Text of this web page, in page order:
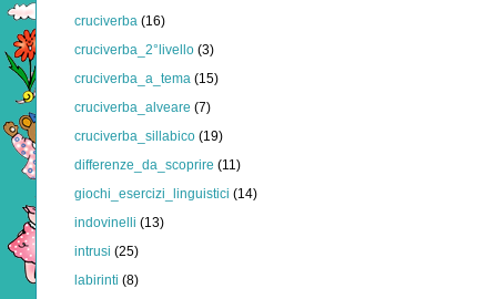
cruciverba (16)
cruciverba_2°livello (3)
cruciverba_a_tema (15)
cruciverba_alveare (7)
cruciverba_sillabico (19)
differenze_da_scoprire (11)
giochi_esercizi_linguistici (14)
indovinelli (13)
intrusi (25)
labirinti (8)